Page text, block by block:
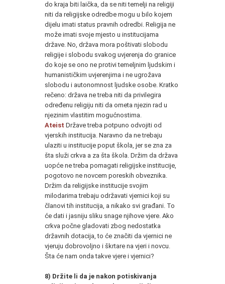
do kraja biti laička, da se niti temelji na religiji
niti da religijske odredbe mogu u bilo kojem
dijelu imati status pravnih odredbi. Religija ne
može imati svoje mjesto u institucijama
države. No, država mora poštivati slobodu
religije i slobodu svakog uvjerenja do granice
do koje se ono ne protivi temeljnim ljudskim i
humanističkim uvjerenjima i ne ugrožava
slobodu i autonomnost ljudske osobe. Kratko
rečeno: država ne treba niti da privilegira
određenu religiju niti da ometa njezin rad u
njezinim vlastitim mogućnostima.
Ateist Države treba potpuno odvojiti od
vjerskih institucija. Naravno da ne trebaju
ulaziti u institucije poput škola, jer se zna za
šta služi crkva a za šta škola. Držim da država
uopće ne treba pomagati religijske institucije,
pogotovo ne novcem poreskih obveznika.
Držim da religijske institucije svojim
milodarima trebaju održavati vjernici koji su
članovi tih institucija, a nikako svi građani. To
će dati i jasniju sliku snage njihove vjere. Ako
crkva počne gladovati zbog nedostatka
državnih dotacija, to će značiti da vjernici ne
vjeruju dobrovoljno i škrtare na vjeri i novcu.
Šta će nam onda takve vjere i vjernici?
8) Držite li da je nakon potiskivanja